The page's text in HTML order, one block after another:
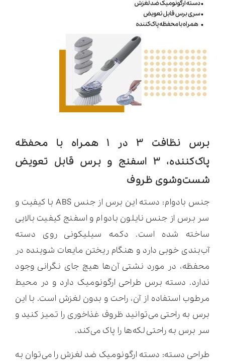
برس نظافت ۳ در ۱ همراه با محفظه
پاک‌کننده، ۳ اسفنج و برس قابل تعویض
شست‌وشوی ظروف
جنس بادوام: دسته این برس از جنس ABS با کیفیت و
سر برس از جنس نایلون بادوام و اسفنج کیفیت بالایی
ساخته شده است. دکمه سیلیکونی روی دسته
آب‌بندی خوبی دارد و هنگام ریختن مایعات شوینده در
محفظه، در مورد نشتی آن‌ها هیچ جای نگرانی وجود
ندارد. دسته برس طراحی ارگونومیک دارد و در محیط
مرطوب استفاده از آن، راحت و بدون لغزش است. با این
برس به راحتی می‌توانید ظروف غذاخوری را تمیز کنید و
سر برس به راحتی لکه‌ها را پاک می‌کند.
طراحی دسته: دسته ارگونومیک ضد لغزش را می‌توان به